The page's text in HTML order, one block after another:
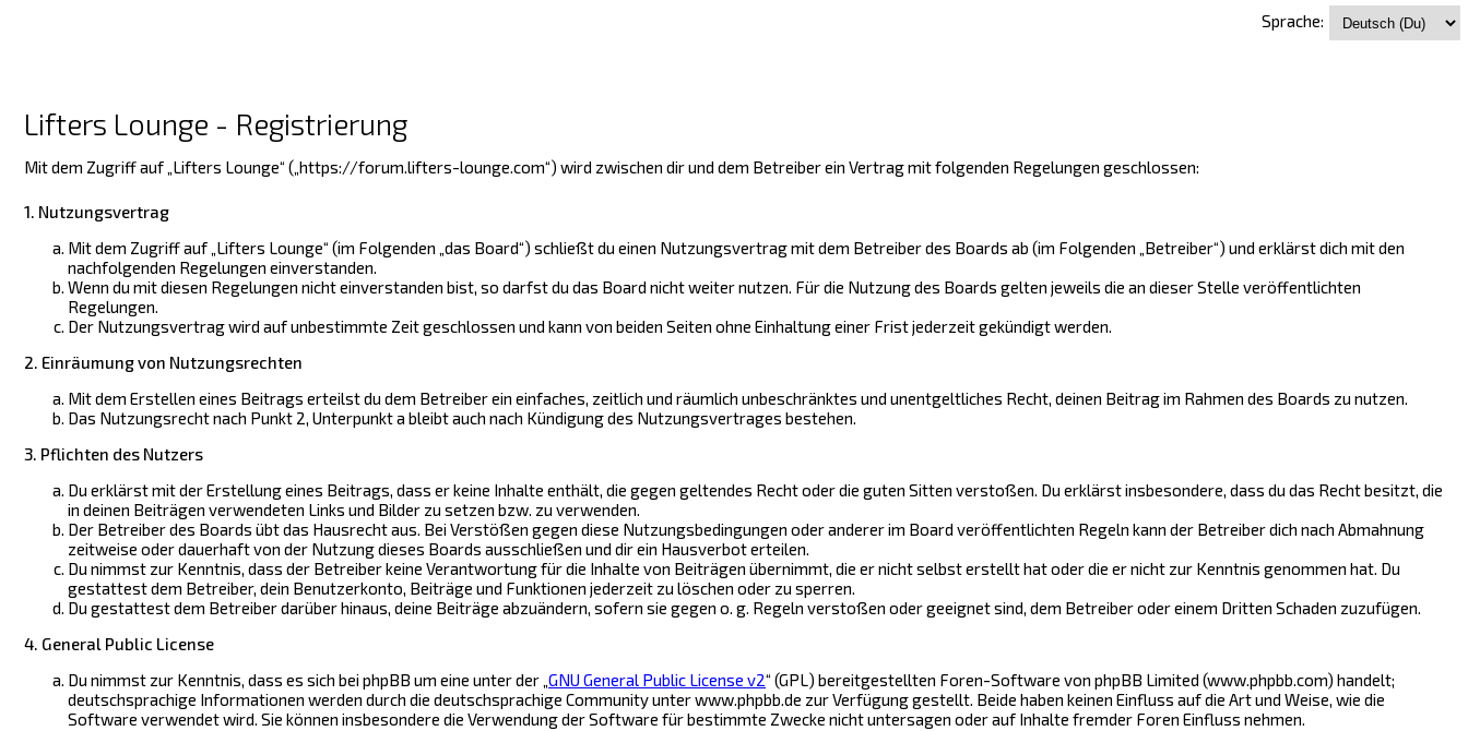
Sprache:
Lifters Lounge - Registrierung
Mit dem Zugriff auf „Lifters Lounge“ („https://forum.lifters-lounge.com“) wird zwischen dir und dem Betreiber ein Vertrag mit folgenden Regelungen geschlossen:
1. Nutzungsvertrag
Mit dem Zugriff auf „Lifters Lounge“ (im Folgenden „das Board“) schließt du einen Nutzungsvertrag mit dem Betreiber des Boards ab (im Folgenden „Betreiber“) und erklärst dich mit den
nachfolgenden Regelungen einverstanden.
Wenn du mit diesen Regelungen nicht einverstanden bist, so darfst du das Board nicht weiter nutzen. Für die Nutzung des Boards gelten jeweils die an dieser Stelle veröffentlichten
Regelungen.
Der Nutzungsvertrag wird auf unbestimmte Zeit geschlossen und kann von beiden Seiten ohne Einhaltung einer Frist jederzeit gekündigt werden.
2. Einräumung von Nutzungsrechten
Mit dem Erstellen eines Beitrags erteilst du dem Betreiber ein einfaches, zeitlich und räumlich unbeschränktes und unentgeltliches Recht, deinen Beitrag im Rahmen des Boards zu nutzen.
Das Nutzungsrecht nach Punkt 2, Unterpunkt a bleibt auch nach Kündigung des Nutzungsvertrages bestehen.
3. Pflichten des Nutzers
Du erklärst mit der Erstellung eines Beitrags, dass er keine Inhalte enthält, die gegen geltendes Recht oder die guten Sitten verstoßen. Du erklärst insbesondere, dass du das Recht besitzt, die
in deinen Beiträgen verwendeten Links und Bilder zu setzen bzw. zu verwenden.
Der Betreiber des Boards übt das Hausrecht aus. Bei Verstößen gegen diese Nutzungsbedingungen oder anderer im Board veröffentlichten Regeln kann der Betreiber dich nach Abmahnung
zeitweise oder dauerhaft von der Nutzung dieses Boards ausschließen und dir ein Hausverbot erteilen.
Du nimmst zur Kenntnis, dass der Betreiber keine Verantwortung für die Inhalte von Beiträgen übernimmt, die er nicht selbst erstellt hat oder die er nicht zur Kenntnis genommen hat. Du
gestattest dem Betreiber, dein Benutzerkonto, Beiträge und Funktionen jederzeit zu löschen oder zu sperren.
Du gestattest dem Betreiber darüber hinaus, deine Beiträge abzuändern, sofern sie gegen o. g. Regeln verstoßen oder geeignet sind, dem Betreiber oder einem Dritten Schaden zuzufügen.
4. General Public License
Du nimmst zur Kenntnis, dass es sich bei phpBB um eine unter der „GNU General Public License v2“ (GPL) bereitgestellten Foren-Software von phpBB Limited (www.phpbb.com) handelt;
deutschsprachige Informationen werden durch die deutschsprachige Community unter www.phpbb.de zur Verfügung gestellt. Beide haben keinen Einfluss auf die Art und Weise, wie die
Software verwendet wird. Sie können insbesondere die Verwendung der Software für bestimmte Zwecke nicht untersagen oder auf Inhalte fremder Foren Einfluss nehmen.